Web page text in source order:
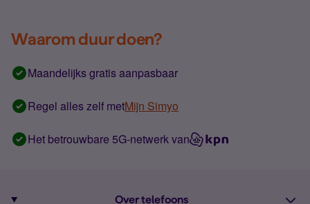
Waarom duur doen?
Maandelijks gratis aanpasbaar
Regel alles zelf metMijn Simyo
Het betrouwbare 5G-netwerk van
Over telefoons